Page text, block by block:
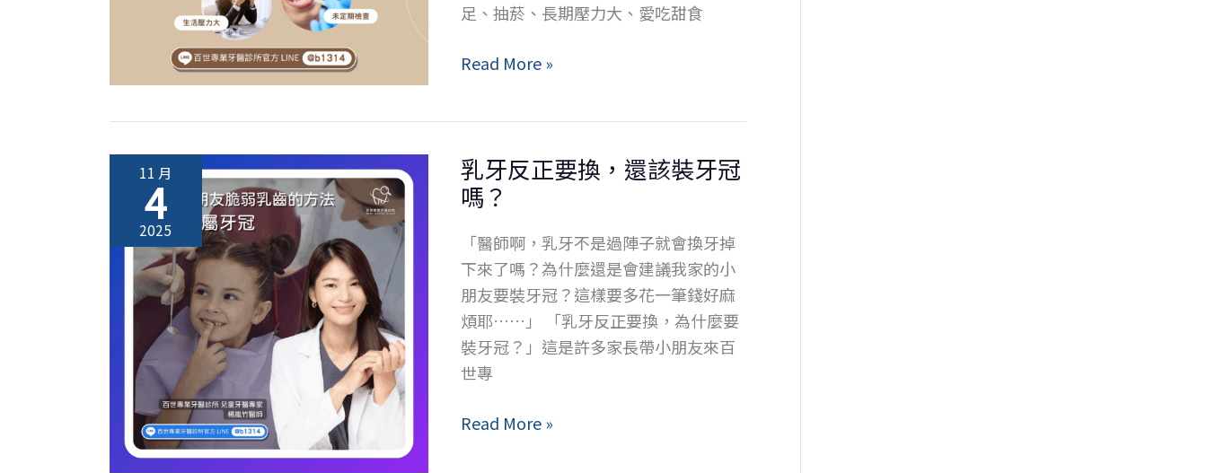
牙
爛
恐
植
牙！
足、抽菸、長期壓力大、愛吃甜食
為
得
牙
病？
五
大
常
見
牙
病
Read More »
11 月
4
2025
乳牙反正要換，還該裝牙冠
嗎？
「醫師啊，乳牙不是過陣子就會換牙掉
下來了嗎？為什麼還是會建議我家的小
朋友要裝牙冠？這樣要多花一筆錢好麻
煩耶……」 「乳牙反正要換，為什麼要
裝牙冠？」這是許多家長帶小朋友來百
世專
乳
Read More »